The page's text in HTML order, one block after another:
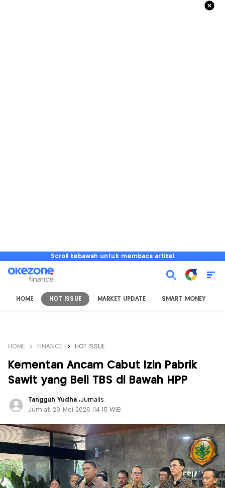
Scroll kebawah untuk membaca artikel
HOME HOT ISSUE MARKET UPDATE SMART MONEY
HOME FINANCE HOT ISSUE
Kementan Ancam Cabut Izin Pabrik
Sawit yang Beli TBS di Bawah HPP
Tangguh Yudha ,Jurnalis
Jum'at, 29 Mei 2026 |14:15 WIB